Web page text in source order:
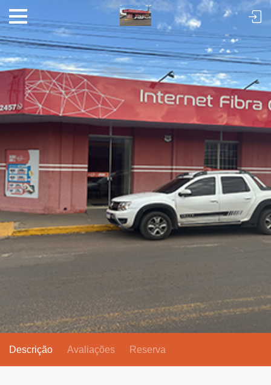
Descrição Avaliações Reserva